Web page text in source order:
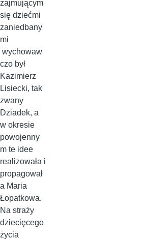
zajmującym
się dziećmi
zaniedbany
mi
wychowaw
czo był
Kazimierz
Lisiecki, tak
zwany
Dziadek, a
w okresie
powojenny
m te idee
realizowała i
propagował
a Maria
Łopatkowa.
Na straży
dziecięcego
życia